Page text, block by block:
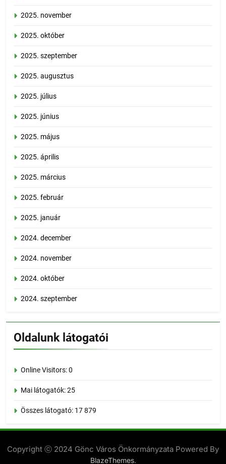
2025. november
2025. október
2025. szeptember
2025. augusztus
2025. július
2025. június
2025. május
2025. április
2025. március
2025. február
2025. január
2024. december
2024. november
2024. október
2024. szeptember
Oldalunk látogatói
Online Visitors:0
Mai látogatók:25
Összes látogató: 17 879
Copyright ⓒ 2024 Gönc Város Önkormányzata Powered By
BlazeThemes.